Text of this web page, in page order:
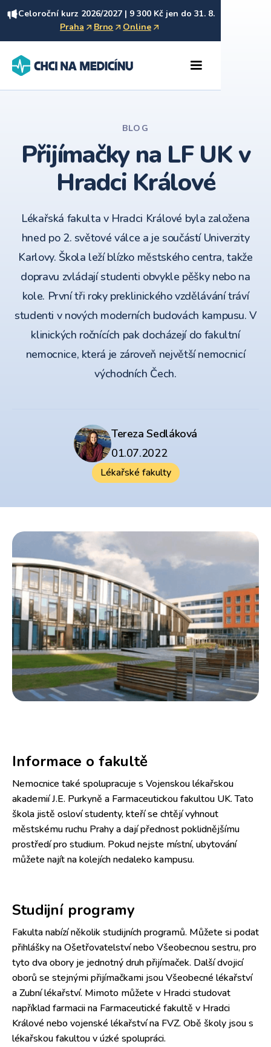
Celoroční kurz 2026/2027 | 9 300 Kč jen do 31. 8.
Praha
Brno Online
BLOG
Přijímačky na LF UK v
Hradci Králové
Lékařská fakulta v Hradci Králové byla založena
hned po 2. světové válce a je součástí Univerzity
Karlovy. Škola leží blízko městského centra, takže
dopravu zvládají studenti obvykle pěšky nebo na
kole. První tři roky preklinického vzdělávání tráví
studenti v nových moderních budovách kampusu. V
klinických ročnících pak docházejí do fakultní
nemocnice, která je zároveň největší nemocnicí
východních Čech.
Tereza Sedláková
01.07.2022
Lékařské fakulty
Informace o fakultě
Nemocnice také spolupracuje s Vojenskou lékařskou
akademií J.E. Purkyně a Farmaceutickou fakultou UK. Tato
škola jistě osloví studenty, kteří se chtějí vyhnout
městskému ruchu Prahy a dají přednost poklidnějšímu
prostředí pro studium. Pokud nejste místní, ubytování
můžete najít na kolejích nedaleko kampusu.
Studijní programy
Fakulta nabízí několik studijních programů. Můžete si podat
přihlášky na Ošetřovatelství nebo Všeobecnou sestru, pro
tyto dva obory je jednotný druh přijímaček. Další dvojicí
oborů se stejnými přijímačkami jsou Všeobecné lékařství
a Zubní lékařství. Mimoto můžete v Hradci studovat
například farmacii na Farmaceutické fakultě v Hradci
Králové nebo vojenské lékařství na FVZ. Obě školy jsou s
lékařskou fakultou v úzké spolupráci.